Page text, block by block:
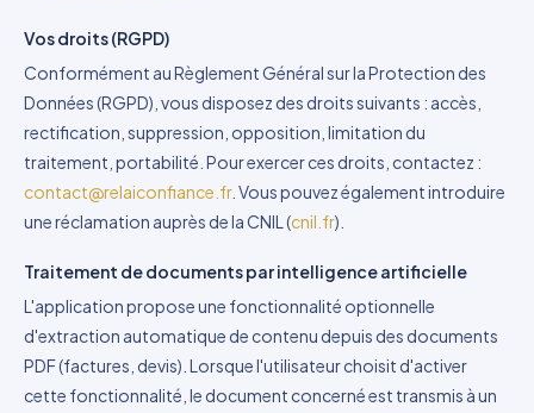
Vos droits (RGPD)
Conformément au Règlement Général sur la Protection des
Données (RGPD), vous disposez des droits suivants : accès,
rectification, suppression, opposition, limitation du
traitement, portabilité. Pour exercer ces droits, contactez :
contact@relaiconfiance.fr. Vous pouvez également introduire
une réclamation auprès de la CNIL (cnil.fr).
Traitement de documents par intelligence artificielle
L'application propose une fonctionnalité optionnelle
d'extraction automatique de contenu depuis des documents
PDF (factures, devis). Lorsque l'utilisateur choisit d'activer
cette fonctionnalité, le document concerné est transmis à un